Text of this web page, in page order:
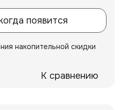
появится
накопительной скидки
К сравнению